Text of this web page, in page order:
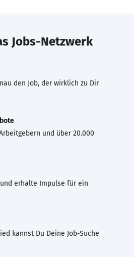
Jobs-Netzwerk
den Job, der wirklich zu Dir
und über 20.000
erhalte Impulse für ein
kannst Du Deine Job-Suche